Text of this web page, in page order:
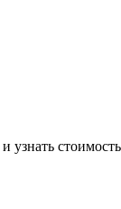
узнать